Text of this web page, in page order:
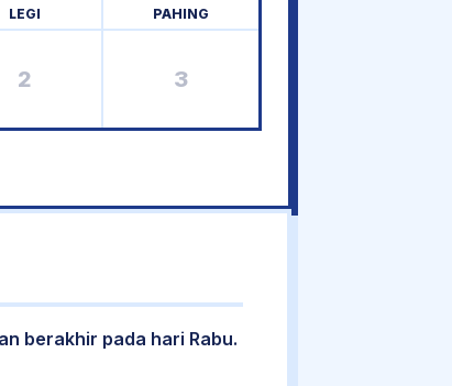
LEGI PAHING
2 3
berakhir pada hari Rabu.